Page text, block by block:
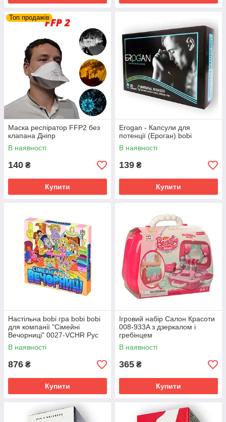
Топ продажів
Маска респіратор FFP2 без
клапана Дніпр
В наявності
140 ₴
Купити
Erogan - Капсули для
потенції (Ероган) bobi
В наявності
139 ₴
Купити
Настільна bobi гра bobi bobi
для компанії "Сімейні
Вечорниці" 0027-VCHR Рус
В наявності
876 ₴
Купити
Ігровий набір Салон Красоти
008-933A з дзеркалом і
гребінцем
В наявності
365 ₴
Купити